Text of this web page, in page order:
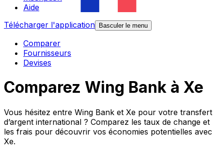
Aide
Télécharger l'application
Basculer le menu
Comparer
Fournisseurs
Devises
Comparez Wing Bank à Xe
Vous hésitez entre Wing Bank et Xe pour votre transfert
d’argent international ? Comparez les taux de change et
les frais pour découvrir vos économies potentielles avec
Xe.